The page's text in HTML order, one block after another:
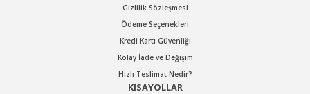
Gizlilik Sözleşmesi
Ödeme Seçenekleri
Kredi Kartı Güvenliği
Kolay İade ve Değişim
Hızlı Teslimat Nedir?
KISAYOLLAR